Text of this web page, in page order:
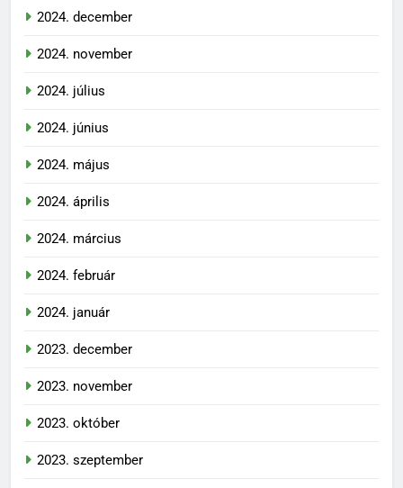
2024. december
2024. november
2024. július
2024. június
2024. május
2024. április
2024. március
2024. február
2024. január
2023. december
2023. november
2023. október
2023. szeptember